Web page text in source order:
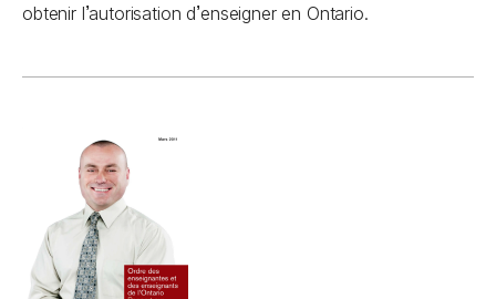
obtenir l’autorisation d’enseigner en Ontario.